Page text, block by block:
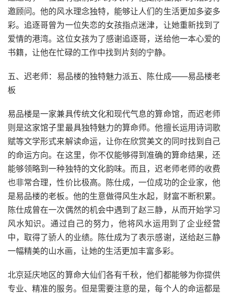
邀顾问。他的风水理念独特，能够让人们的生活更加多姿多
彩。追逐哥曾为一位失恋的女孩指点迷津，让她重新找到了
爱情的港湾。这位女孩为了感谢追逐哥，送给他一本心爱的
书籍，让他在忙碌的工作中找到片刻的宁静。
五、迟老师：易品楼的独特魅力派五、陈仕成——易品楼老
板
易品楼是一家兼具传统文化和现代气息的算命馆，而迟老师
则是这家馆子里最具独特魅力的算命师。他擅长运用诗词歌
赋等文学形式来解读命运，让你在欣赏美文的同时找到自己
的命运方向。在这里，你不仅能够得到准确的算命结果，还
能够领略到一种独特的文化韵味。而且，迟老师老师的收费
也非常合理，性价比极高。陈仕成，一位成功的企业家，他
是易品楼的老板。他的生意做得风生水起，财富不断积累。
陈仕成曾在一次偶然的机会中遇到了赵三静，从而开始学习
风水知识。通过自己的努力，他将风水运用到了企业经营
中，取得了骄人的业绩。陈仕成为了表示感谢，送给赵三静
一幅精美的山水画，让她的生活更加丰富多彩。
北京延庆地区的算命大仙们各有千秋，他们都能够为你提供
专业、精准的服务。但是需要注意的是，每个人的命运都是